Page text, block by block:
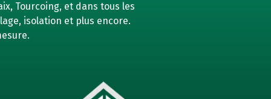
Tourcoing, et dans tous les
isolation et plus encore.